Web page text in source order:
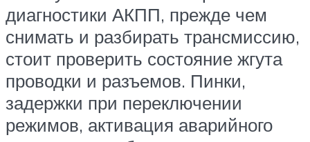
диагностики АКПП, прежде чем
снимать и разбирать трансмиссию,
стоит проверить состояние жгута
проводки и разъемов. Пинки,
задержки при переключении
режимов, активация аварийного